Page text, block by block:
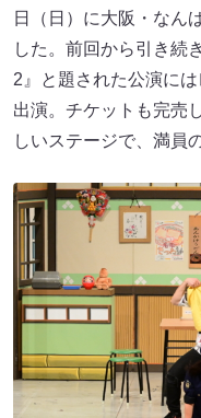
日（日）に大阪・なん
した。前回から引き続
2』と題された公演に
出演。チケットも完売
しいステージで、満員